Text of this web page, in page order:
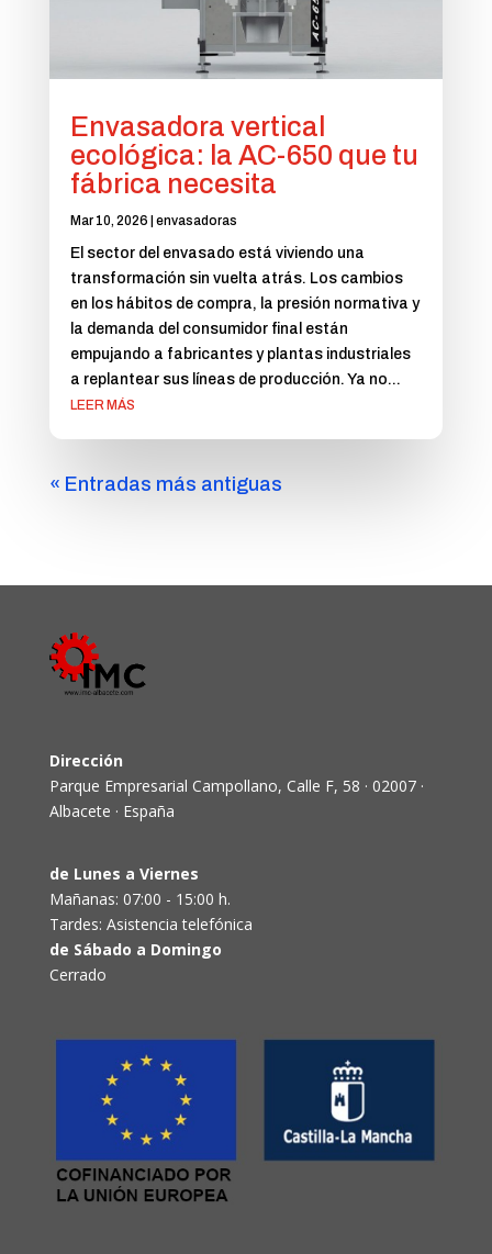
Envasadora vertical
ecológica: la AC-650 que tu
fábrica necesita
Mar 10, 2026 envasadoras
El sector del envasado está viviendo una
transformación sin vuelta atrás. Los cambios
en los hábitos de compra, la presión normativa y
la demanda del consumidor final están
empujando a fabricantes y plantas industriales
a replantear sus líneas de producción. Ya no...
LEER MÁS
« Entradas más antiguas
Dirección
Parque Empresarial Campollano, Calle F, 58 · 02007 ·
Albacete · España
de Lunes a Viernes
Mañanas: 07:00 - 15:00 h.
Tardes: Asistencia telefónica
de Sábado a Domingo
Cerrado